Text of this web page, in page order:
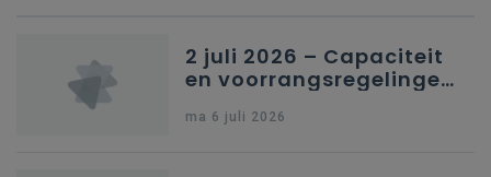
2 juli 2026 – Capaciteit
en voorrangsregelingen
secundair onderwijs in
ma 6 juli 2026